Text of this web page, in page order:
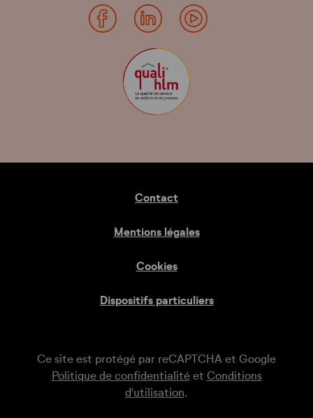
Contact
Mentions légales
Cookies
Dispositifs particuliers
Ce site est protégé par reCAPTCHA et Google
Politique de confidentialitéet Conditions
d'utilisation.